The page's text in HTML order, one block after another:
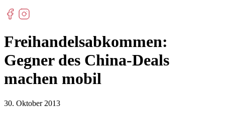
Freihandelsabkommen:
Gegner des China-Deals
machen mobil
30. Oktober 2013